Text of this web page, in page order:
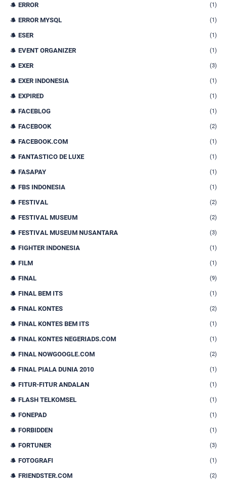
ERROR (1)
ERROR MYSQL (1)
ESER (1)
EVENT ORGANIZER (1)
EXER (3)
EXER INDONESIA (1)
EXPIRED (1)
FACEBLOG (1)
FACEBOOK (2)
FACEBOOK.COM (1)
FANTASTICO DE LUXE (1)
FASAPAY (1)
FBS INDONESIA (1)
FESTIVAL (2)
FESTIVAL MUSEUM (2)
FESTIVAL MUSEUM NUSANTARA (3)
FIGHTER INDONESIA (1)
FILM (1)
FINAL (9)
FINAL BEM ITS (1)
FINAL KONTES (2)
FINAL KONTES BEM ITS (1)
FINAL KONTES NEGERIADS.COM (1)
FINAL NOWGOOGLE.COM (2)
FINAL PIALA DUNIA 2010 (1)
FITUR-FITUR ANDALAN (1)
FLASH TELKOMSEL (1)
FONEPAD (1)
FORBIDDEN (1)
FORTUNER (3)
FOTOGRAFI (1)
FRIENDSTER.COM (2)